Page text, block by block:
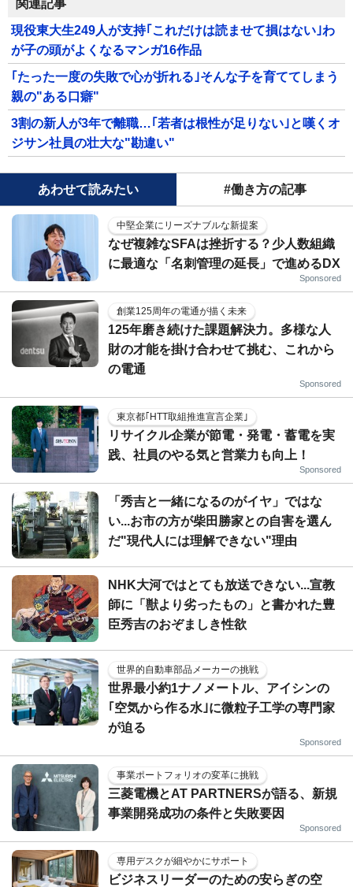
関連記事
現役東大生249人が支持｢これだけは読ませて損はない｣わ
が子の頭がよくなるマンガ16作品
｢たった一度の失敗で心が折れる｣そんな子を育ててしまう
親の"ある口癖"
3割の新人が3年で離職…｢若者は根性が足りない｣と嘆くオ
ジサン社員の壮大な"勘違い"
あわせて読みたい #働き方の記事
中堅企業にリーズナブルな新提案
なぜ複雑なSFAは挫折する？少人数組織
に最適な「名刺管理の延長」で進めるDX
Sponsored
創業125周年の電通が描く未来
125年磨き続けた課題解決力。多様な人
財の才能を掛け合わせて挑む、これから
の電通
Sponsored
東京都｢HTT取組推進宣言企業｣
リサイクル企業が節電・発電・蓄電を実
践、社員のやる気と営業力も向上！
Sponsored
「秀吉と一緒になるのがイヤ」ではな
い...お市の方が柴田勝家との自害を選ん
だ"現代人には理解できない"理由
NHK大河ではとても放送できない...宣教
師に「獣より劣ったもの」と書かれた豊
臣秀吉のおぞましき性欲
世界的自動車部品メーカーの挑戦
世界最小約1ナノメートル、アイシンの
｢空気から作る水｣に微粒子工学の専門家
が迫る
Sponsored
事業ポートフォリオの変革に挑戦
三菱電機とAT PARTNERSが語る、新規
事業開発成功の条件と失敗要因
Sponsored
専用デスクが細やかにサポート
ビジネスリーダーのための安らぎの空